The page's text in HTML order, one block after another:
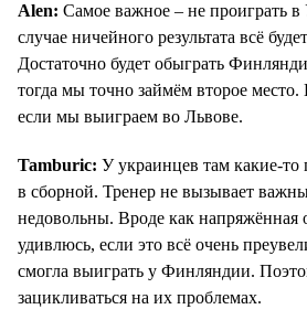
Alen: Самое важное – не проиграть
случае ничейного результата всё
Достаточно будет обыграть
тогда мы точно займём второе
если мы выиграем во Львове.
Tamburic: У украинцев там какие-
в сборной. Тренер не вызывает
недовольны. Вроде как напряжённая
удивлюсь, если это всё очень
смогла выиграть у Финляндии.
зацикливаться на их проблемах.